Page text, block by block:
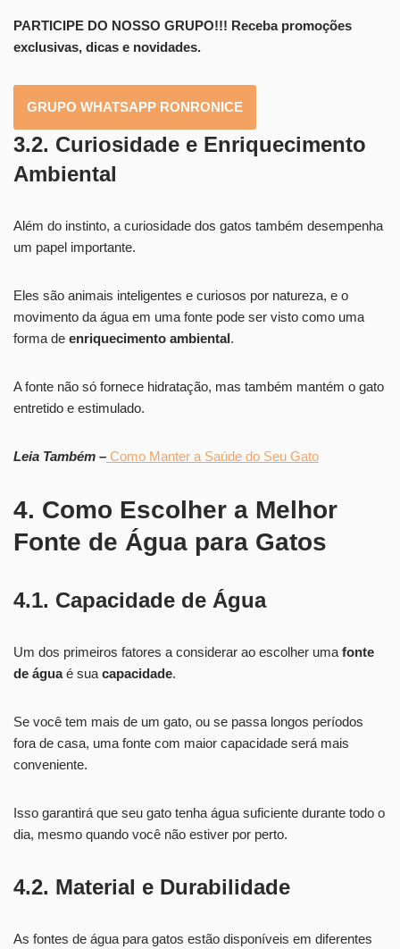
PARTICIPE DO NOSSO GRUPO!!! Receba promoções
exclusivas, dicas e novidades.
GRUPO WHATSAPP RONRONICE
3.2. Curiosidade e Enriquecimento
Ambiental
Além do instinto, a curiosidade dos gatos também desempenha
um papel importante.
Eles são animais inteligentes e curiosos por natureza, e o
movimento da água em uma fonte pode ser visto como uma
forma de enriquecimento ambiental.
A fonte não só fornece hidratação, mas também mantém o gato
entretido e estimulado.
Leia Também – Como Manter a Saúde do Seu Gato
4. Como Escolher a Melhor
Fonte de Água para Gatos
4.1. Capacidade de Água
Um dos primeiros fatores a considerar ao escolher uma fonte
de águaé sua capacidade.
Se você tem mais de um gato, ou se passa longos períodos
fora de casa, uma fonte com maior capacidade será mais
conveniente.
Isso garantirá que seu gato tenha água suficiente durante todo o
dia, mesmo quando você não estiver por perto.
4.2. Material e Durabilidade
As fontes de água para gatos estão disponíveis em diferentes